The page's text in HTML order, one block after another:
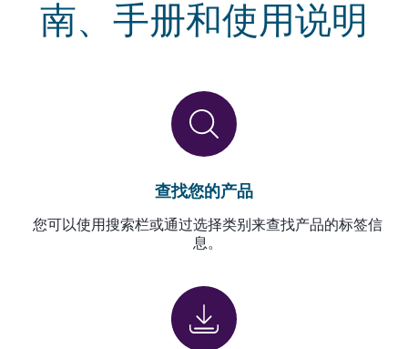
南、手册和使用说明
查找您的产品
您可以使用搜索栏或通过选择类别来查找产品的标签信
息。